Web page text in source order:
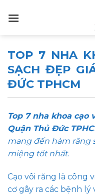
TOP 7 NHA
SẠCH ĐẸP
ĐỨC TPHCM
Top 7 nha khoa cạo
Quận Thủ Đức
mang đến hàm răng
miệng tốt nhất.
Cạo vôi răng là công
cơ gây ra các bệnh